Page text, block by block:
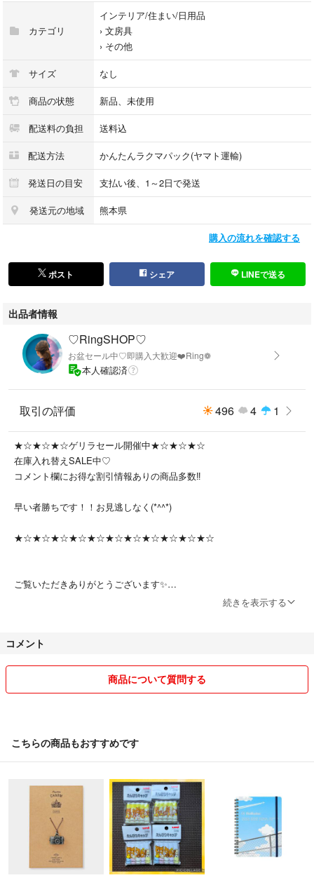
フラワーブックカバー - 美しく、耐久性があり、再利用可能、傷がつきに
くく、破れにくく、使いやすいです。
教師プランナー、レッスンプランナー - 装飾的なブックプロテクターこの
軽量ブックカバーは、サイン会、個人コレクション、ギャラリー環境な
ど、本が軽い摩耗にさらされる環境に最適です。
プランナー ジャーナル ブック - スクラップブック ノートの素材は薄くて
軽量ですが、簡単に裂けたり、裂けたり、裂けたり、破れたりしないよう
設計されています。
ハードカバー用のブックカバー - これは高級素材で作られた布製のブック
カバーなので、非常に耐久性があり、本をより美しく見せます。
小説の端を保護します。角の損傷やカバーの傷は心配しないでください。
カテゴリ
インテリア/住まい/日用品
› 文房具
› その他
サイズ なし
商品の状態 新品、未使用
配送料の負担 送料込
配送方法 かんたんラクマパック(ヤマト運輸)
発送日の目安 支払い後、1～2日で発送
発送元の地域 熊本県
購入の流れを確認する
ポスト シェア LINEで送る
出品者情報
♡RingSHOP♡
お盆セール中♡即購入大歓迎❤️Ring❁
本人確認済
取引の評価 496 4 1
★☆★☆★☆ゲリラセール開催中★☆★☆★☆
在庫入れ替えSALE中♡
コメント欄にお得な割引情報ありの商品多数‼️
早い者勝ちです！！お見逃しなく(*^^*)
★☆★☆★☆★☆★☆★☆★☆★☆★☆★☆★☆
ご覧いただきありがとうございます✨
中古品から未使用品まで幅広く扱っています。
不明点などありましたら、お気軽にコメントくださいね！
↓↓↓フォロー割、おまとめ割あります↓↓↓
1000~2999円→50円引き
3000円〜→100円引き
8000円〜→200円引き
15000円〜→300円引き
購入前にコメント欄で
フォローしましたとお伝えください
(※ご購入後は割引出来ません)
続きを表示する
コメント
商品について質問する
こちらの商品もおすすめです